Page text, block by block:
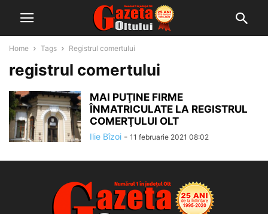
Home Tags Registrul comertului
registrul comertului
MAI PUŢINE FIRME
ÎNMATRICULATE LA REGISTRUL
COMERŢULUI OLT
Ilie Bîzoi - 11 februarie 2021 08:02